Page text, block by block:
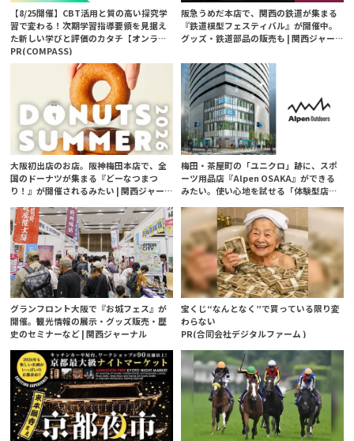
【8/25開催】CBT活用と質の高い探究学
習で変わる！次期学習指導要領を見据え
た新しい学びと評価のカタチ【オンライ
ンイベント】
PR(COMPASS)
阪急うめだ本店で、関西の鉄道が集まる
『鉄道模型フェスティバル』が開催中。
グッズ・鉄道部品の販売も | 関西ジャー
大阪初出店のお店。阪神梅田本店で、全
国のドーナツが集まる『どーなつまつ
り！』が開催されるみたい | 関西ジャー
梅田・茶屋町の「ユニクロ」跡に、スポ
ーツ用品店『Alpen OSAKA』ができる
みたい。使い心地を試せる「体験型店
グランフロント大阪で『お城フェス』が
開催。観光情報の展示・グッズ販売・歴
史のセミナーなど | 関西ジャーナル
宝くじ“なんとなく”で買っている限り変
わらない
PR(合同会社デジタルファーム )